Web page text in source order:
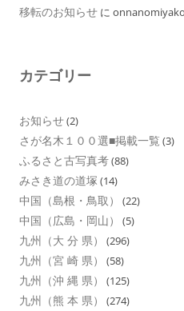
移転のお知らせ に onnanomiyako
カテゴリー
お知らせ(2)
さが名木１００選■掲載一覧 (3)
ふるさと古写真考(88)
みさき道の道塚 (14)
中国（島根・鳥取） (22)
中国（広島・岡山） (5)
九州（大 分 県） (296)
九州（宮 崎 県） (58)
九州（沖 縄 県） (125)
九州（熊 本 県） (274)